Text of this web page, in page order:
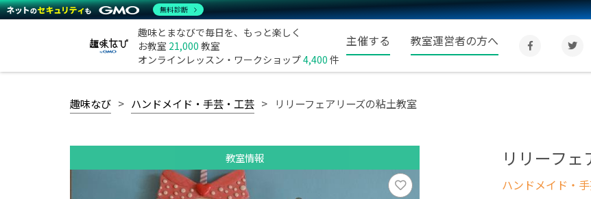
趣味とまなびで毎日を、もっと楽しく
お教室 21,000 教室
オンラインレッスン・ワークショップ4,400 件
主催する 教室運営者の方へ
趣味なび ハンドメイド・手芸・工芸 リリーフェアリーズの粘土教室
教室情報 リリーフ
ハンドメイド・
無料診断